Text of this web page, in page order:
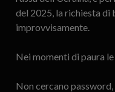
del 2025, la richiesta di
improvvisamente.
Nei momenti di paura
Non cercano